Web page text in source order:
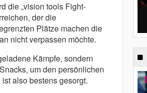
die „vision tools Fight-
der die
Plätze machen die
nicht verpassen möchte.
Kämpfe, sondern
um den persönlichen
also bestens gesorgt.